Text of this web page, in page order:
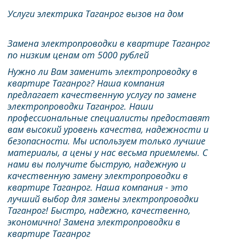
Услуги электрика Таганрог вызов на дом
Замена электропроводки в квартире Таганрог
по низким ценам от 5000 рублей
Нужно ли Вам заменить электропроводку в
квартире Таганрог? Наша компания
предлагает качественную услугу по замене
электропроводки Таганрог. Наши
профессиональные специалисты предоставят
вам высокий уровень качества, надежности и
безопасности. Мы используем только лучшие
материалы, а цены у нас весьма приемлемы. С
нами вы получите быструю, надежную и
качественную замену электропроводки в
квартире Таганрог. Наша компания - это
лучший выбор для замены электропроводки
Таганрог! Быстро, надежно, качественно,
экономично! Замена электропроводки в
квартире Таганрог